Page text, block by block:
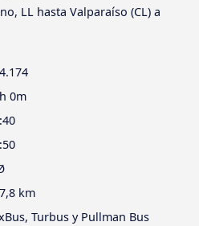
LL hasta Valparaíso (CL) a
0m
km
Turbus y Pullman Bus